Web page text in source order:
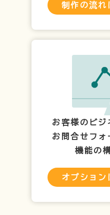
制作の流れ
お客様のビジ
お問合せフォ
機能の
オプション